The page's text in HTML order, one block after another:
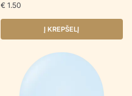
€ 1.50
Į KREPŠELĮ